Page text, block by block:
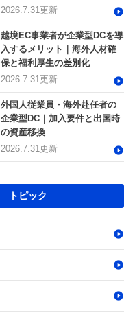
2026.7.31更新
越境EC事業者が企業型DCを導
入するメリット｜海外人材確
保と福利厚生の差別化
2026.7.31更新
外国人従業員・海外赴任者の
企業型DC｜加入要件と出国時
の資産移換
2026.7.31更新
トピック